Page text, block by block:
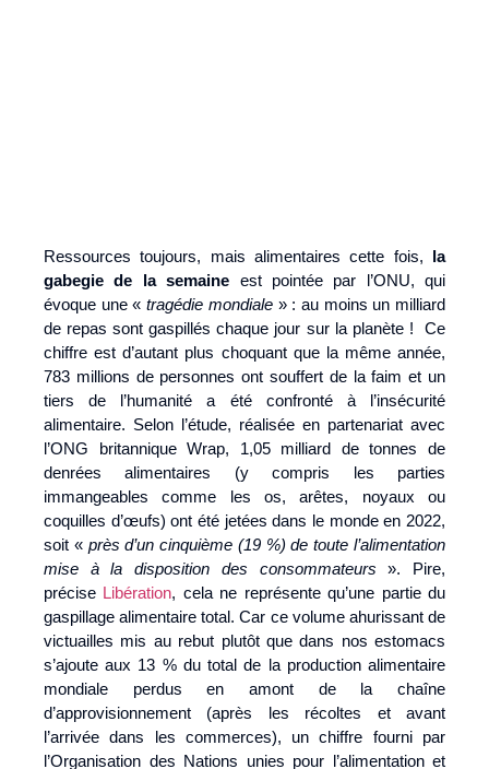
Ressources toujours, mais alimentaires cette fois, la
gabegie de la semaine est pointée par l’ONU, qui
évoque une «tragédie mondiale» : au moins un milliard
de repas sont gaspillés chaque jour sur la planète ! Ce
chiffre est d’autant plus choquant que la même année,
783 millions de personnes ont souffert de la faim et un
tiers de l’humanité a été confronté à l’insécurité
alimentaire. Selon l’étude, réalisée en partenariat avec
l’ONG britannique Wrap, 1,05 milliard de tonnes de
denrées alimentaires (y compris les parties
immangeables comme les os, arêtes, noyaux ou
coquilles d’œufs) ont été jetées dans le monde en 2022,
soit « près d’un cinquième (19 %) de toute l’alimentation
mise à la disposition des consommateurs ». Pire,
précise Libération, cela ne représente qu’une partie du
gaspillage alimentaire total. Car ce volume ahurissant de
victuailles mis au rebut plutôt que dans nos estomacs
s’ajoute aux 13 % du total de la production alimentaire
mondiale perdus en amont de la chaîne
d’approvisionnement (après les récoltes et avant
l’arrivée dans les commerces), un chiffre fourni par
l’Organisation des Nations unies pour l’alimentation et